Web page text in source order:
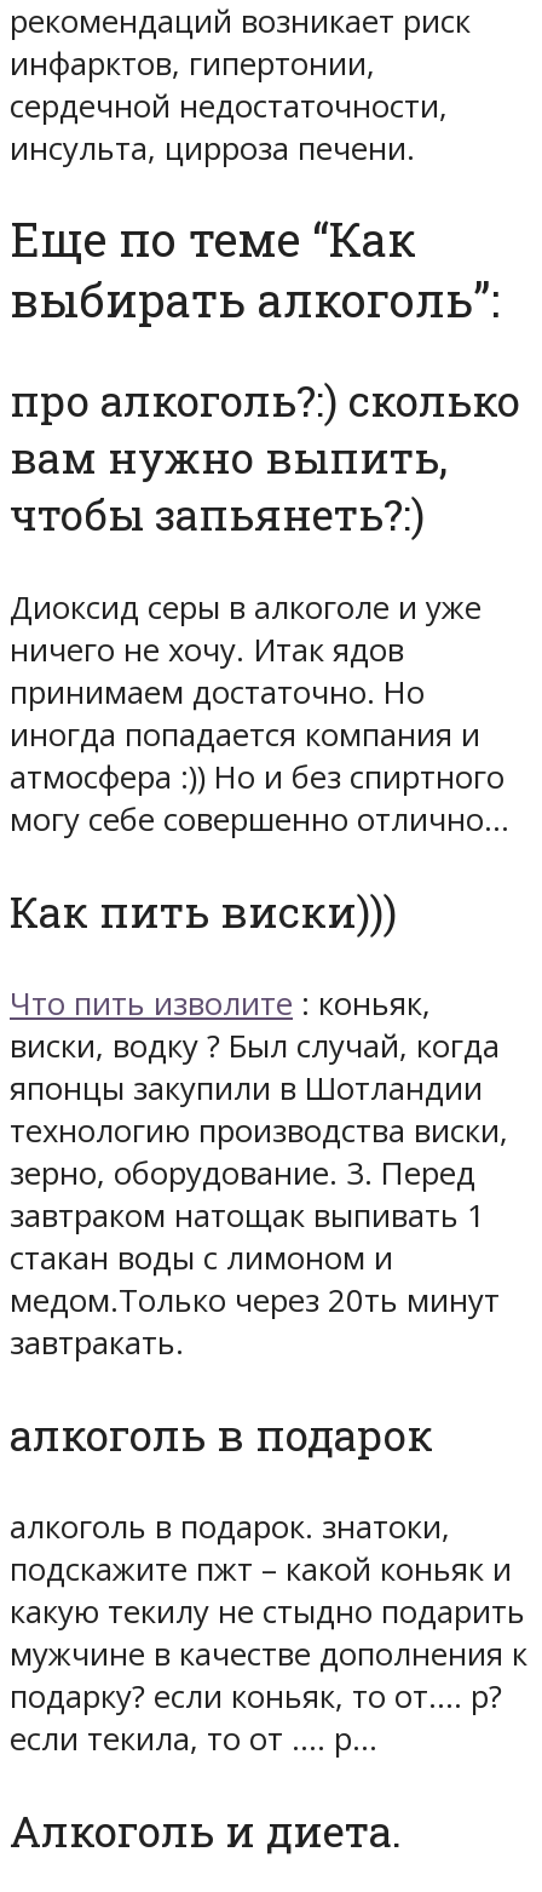
рекомендаций возникает риск
инфарктов, гипертонии,
сердечной недостаточности,
инсульта, цирроза печени.
Еще по теме “Как
выбирать алкоголь”:
про алкоголь?:) сколько
вам нужно выпить,
чтобы запьянеть?:)
Диоксид серы в алкоголе и уже
ничего не хочу. Итак ядов
принимаем достаточно. Но
иногда попадается компания и
атмосфера :)) Но и без спиртного
могу себе совершенно отлично…
Как пить виски)))
Что пить изволите : коньяк,
виски, водку ? Был случай, когда
японцы закупили в Шотландии
технологию производства виски,
зерно, оборудование. 3. Перед
завтраком натощак выпивать 1
стакан воды с лимоном и
медом.Только через 20ть минут
завтракать.
алкоголь в подарок
алкоголь в подарок. знатоки,
подскажите пжт – какой коньяк и
какую текилу не стыдно подарить
мужчине в качестве дополнения к
подарку? если коньяк, то от…. р?
если текила, то от …. р…
Алкоголь и диета.